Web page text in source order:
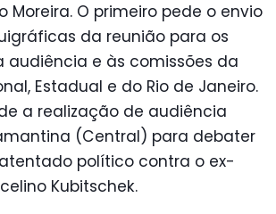
Moreira. O primeiro pede o envio
da reunião para os
audiência e às comissões da
Estadual e do Rio de Janeiro.
a realização de audiência
(Central) para debater
político contra o ex-
Kubitschek.